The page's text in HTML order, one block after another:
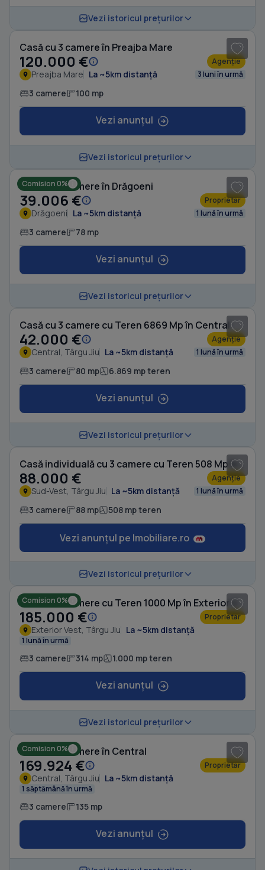
Vezi istoricul prețurilor
Casă cu 3 camere în Preajba Mare
120.000 € Agenție
Preajba Mare La ~5km distanță 3 luni în urmă
3 camere 100 mp
Vezi anunțul
Vezi istoricul prețurilor
Comision 0%
Casă cu 3 camere în Drăgoeni
39.006 € Proprietar
Drăgoeni La ~5km distanță 1 lună în urmă
3 camere 78 mp
Vezi anunțul
Vezi istoricul prețurilor
Casă cu 3 camere cu Teren 6869 Mp în Central
42.000 € Agenție
Central, Târgu Jiu La ~5km distanță 1 lună în urmă
3 camere 80 mp 6.869 mp teren
Vezi anunțul
Vezi istoricul prețurilor
Casă individuală cu 3 camere cu Teren 508 Mp în Sud-Vest
88.000 € Agenție
Sud-Vest, Târgu Jiu La ~5km distanță 1 lună în urmă
3 camere 88 mp 508 mp teren
Vezi anunțul pe Imobiliare.ro
Vezi istoricul prețurilor
Comision 0% Casă cu 3 camere cu Teren 1000 Mp în Exterior Vest
185.000 € Proprietar
Exterior Vest, Târgu Jiu La ~5km distanță
1 lună în urmă
3 camere 314 mp 1.000 mp teren
Vezi anunțul
Vezi istoricul prețurilor
Comision 0%
Casă cu 3 camere în Central
169.924 € Proprietar
Central, Târgu Jiu La ~5km distanță
1 săptămână în urmă
3 camere 135 mp
Vezi anunțul